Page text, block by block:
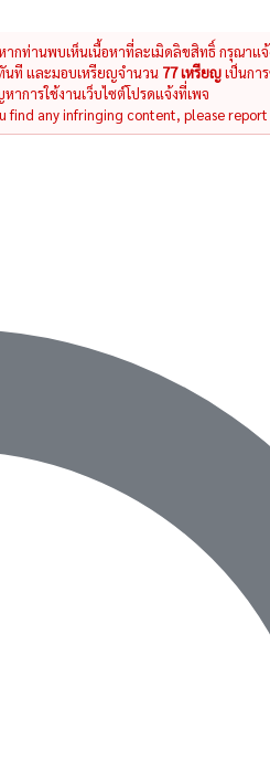
ากท่านพบเห็นเนื้อหาที่ละเมิดลิขสิทธิ์ กรุณาแ
นที และมอบเหรียญจำนวน 77 เหรียญเป็นกา
าการใช้งานเว็บไซต์โปรดแจ้งที่เพจ
find any infringing content, please